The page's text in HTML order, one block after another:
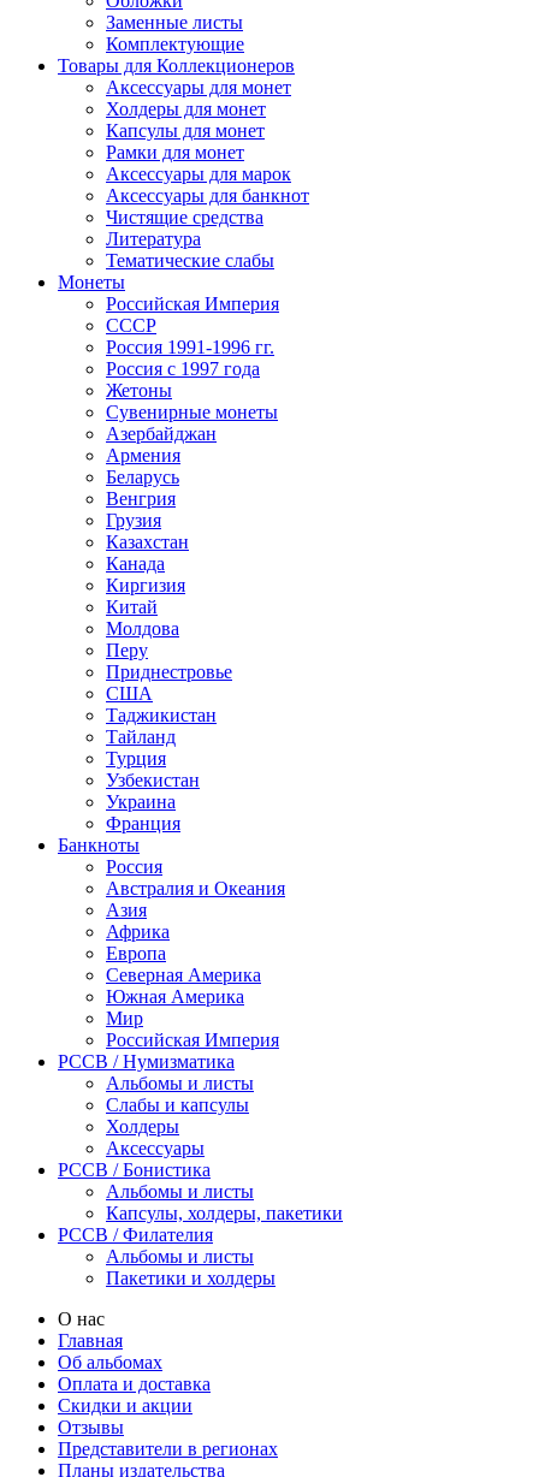
Заменные листы
Комплектующие
Товары для Коллекционеров
Аксессуары для монет
Холдеры для монет
Капсулы для монет
Рамки для монет
Аксессуары для марок
Аксессуары для банкнот
Чистящие средства
Литература
Тематические слабы
Монеты
Российская Империя
СССР
Россия 1991-1996 гг.
Россия с 1997 года
Жетоны
Сувенирные монеты
Азербайджан
Армения
Беларусь
Венгрия
Грузия
Казахстан
Канада
Киргизия
Китай
Молдова
Перу
Приднестровье
США
Таджикистан
Тайланд
Турция
Узбекистан
Украина
Франция
Банкноты
Россия
Австралия и Океания
Азия
Африка
Европа
Северная Америка
Южная Америка
Мир
Российская Империя
PCCB / Нумизматика
Альбомы и листы
Слабы и капсулы
Холдеры
Аксессуары
PCCB / Бонистика
Альбомы и листы
Капсулы, холдеры, пакетики
PCCB / Филателия
Альбомы и листы
Пакетики и холдеры
О нас
Главная
Об альбомах
Оплата и доставка
Скидки и акции
Отзывы
Представители в регионах
Планы издательства